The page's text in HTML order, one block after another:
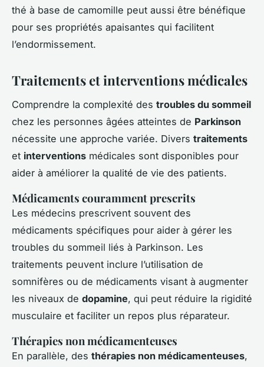
thé à base de camomille peut aussi être bénéfique
pour ses propriétés apaisantes qui facilitent
l’endormissement.
Traitements et interventions médicales
Comprendre la complexité des troubles du sommeil
chez les personnes âgées atteintes de Parkinson
nécessite une approche variée. Divers traitements
et interventions médicales sont disponibles pour
aider à améliorer la qualité de vie des patients.
Médicaments couramment prescrits
Les médecins prescrivent souvent des
médicaments spécifiques pour aider à gérer les
troubles du sommeil liés à Parkinson. Les
traitements peuvent inclure l’utilisation de
somnifères ou de médicaments visant à augmenter
les niveaux de dopamine, qui peut réduire la rigidité
musculaire et faciliter un repos plus réparateur.
Thérapies non médicamenteuses
En parallèle, des thérapies non médicamenteuses,